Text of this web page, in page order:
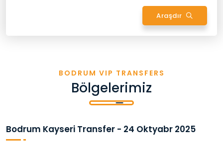
Araşdır
BODRUM VIP TRANSFERS
Bölgelerimiz
Bodrum Kayseri Transfer - 24 Oktyabr 2025